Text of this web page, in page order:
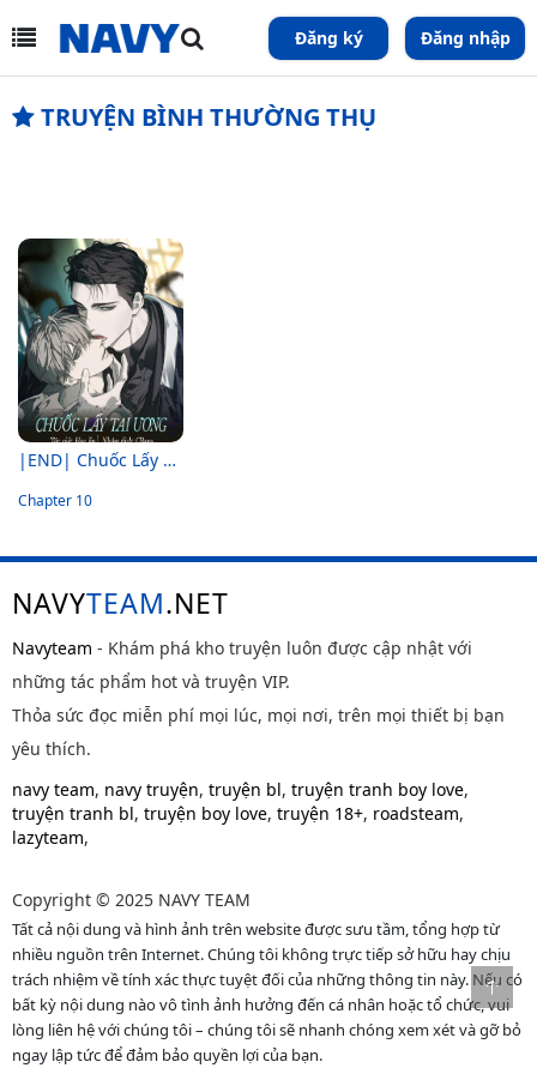
Đăng ký Đăng nhập
TRUYỆN BÌNH THƯỜNG THỤ
|END| Chuốc Lấy Tai Ương
Chapter 10
NAVYTEAM.NET
Navyteam - Khám phá kho truyện luôn được cập nhật với
những tác phẩm hot và truyện VIP.
Thỏa sức đọc miễn phí mọi lúc, mọi nơi, trên mọi thiết bị bạn
yêu thích.
navy team, navy truyện, truyện bl, truyện tranh boy love,
truyện tranh bl, truyện boy love, truyện 18+, roadsteam,
lazyteam,
Copyright © 2025 NAVY TEAM
Tất cả nội dung và hình ảnh trên website được sưu tầm, tổng hợp từ
nhiều nguồn trên Internet. Chúng tôi không trực tiếp sở hữu hay chịu
trách nhiệm về tính xác thực tuyệt đối của những thông tin này. Nếu có
bất kỳ nội dung nào vô tình ảnh hưởng đến cá nhân hoặc tổ chức, vui
lòng liên hệ với chúng tôi – chúng tôi sẽ nhanh chóng xem xét và gỡ bỏ
ngay lập tức để đảm bảo quyền lợi của bạn.